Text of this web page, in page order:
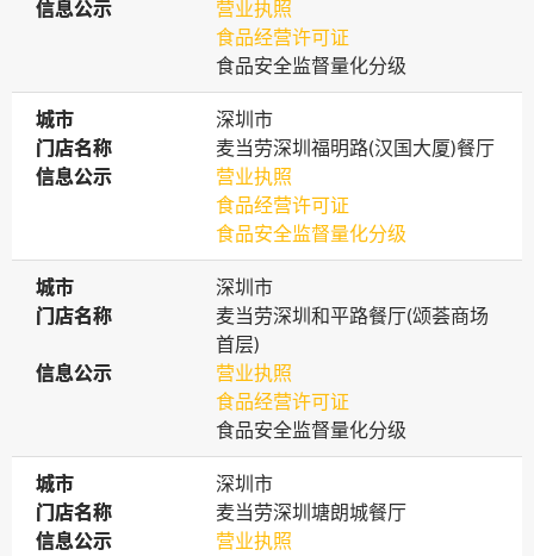
信息公示
信息公示
营业执照
食品经营许可证
食品安全监督量化分级
城市
城市
深圳市
门店名称
门店名称
麦当劳深圳福明路(汉国大厦)餐厅
信息公示
信息公示
营业执照
食品经营许可证
食品安全监督量化分级
城市
城市
深圳市
门店名称
门店名称
麦当劳深圳和平路餐厅(颂荟商场
首层)
信息公示
信息公示
营业执照
食品经营许可证
食品安全监督量化分级
城市
城市
深圳市
门店名称
门店名称
麦当劳深圳塘朗城餐厅
信息公示
信息公示
营业执照